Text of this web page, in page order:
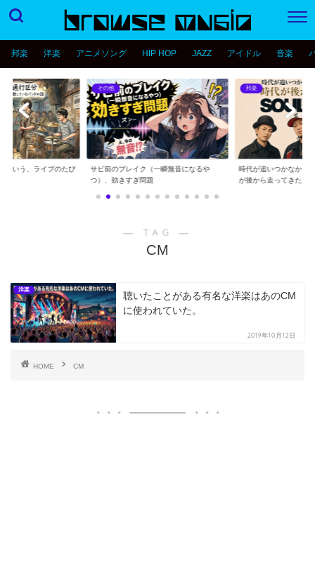
邦楽 洋楽 アニメソング HIP HOP JAZZ アイドル 音楽
という、ライブのたび
その他
サビ前のブレイク（一瞬無音になるや
つ）、効きすぎ問題
邦楽
時代が追いつかなかっ
が後から走ってきた...
― TAG ―
CM
洋楽
聴いたことがある有名な洋楽はあのCM
に使われていた。
2019年10月12日
HOME CM